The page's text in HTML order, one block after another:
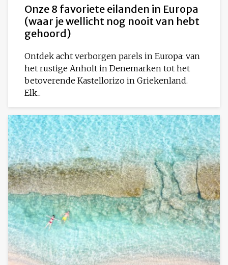
Onze 8 favoriete eilanden in Europa
(waar je wellicht nog nooit van hebt
gehoord)
Ontdek acht verborgen parels in Europa: van
het rustige Anholt in Denemarken tot het
betoverende Kastellorizo in Griekenland.
Elk...